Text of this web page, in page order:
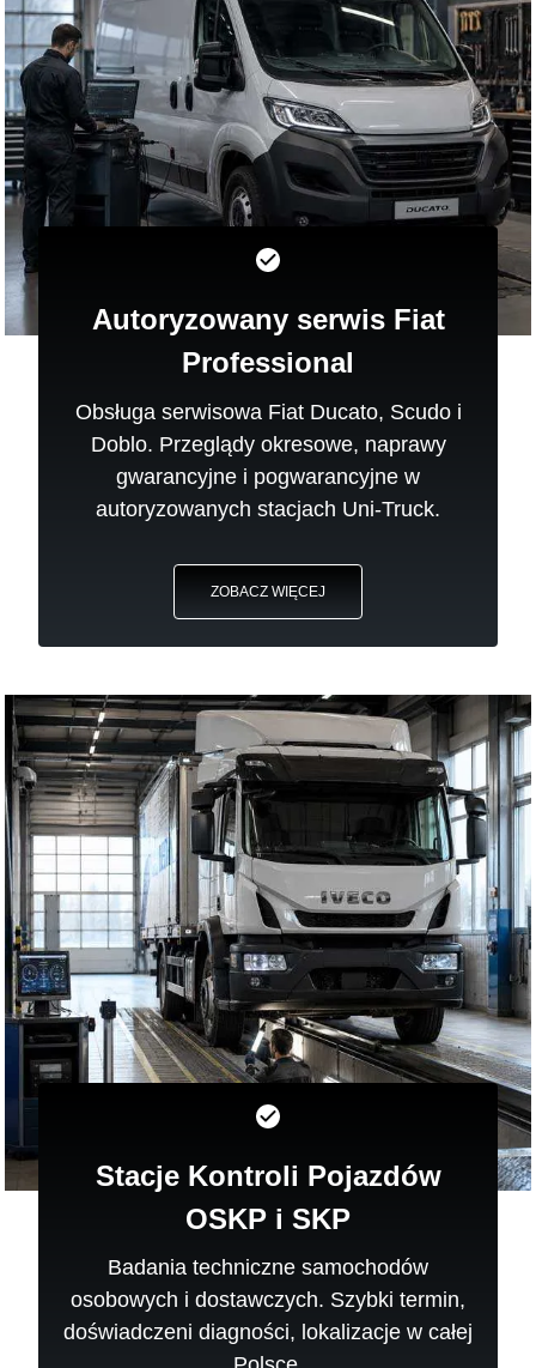
Autoryzowany serwis Fiat
Professional
Obsługa serwisowa Fiat Ducato, Scudo i
Doblo. Przeglądy okresowe, naprawy
gwarancyjne i pogwarancyjne w
autoryzowanych stacjach Uni-Truck.
ZOBACZ WIĘCEJ
Stacje Kontroli Pojazdów
OSKP i SKP
Badania techniczne samochodów
osobowych i dostawczych. Szybki termin,
doświadczeni diagności, lokalizacje w całej